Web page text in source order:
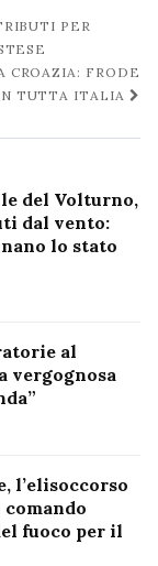
PER
CROAZIA: FRODE
TUTTA ITALIA
del Volturno,
dal vento:
lo stato
al
vergognosa
l’elisoccorso
fuoco per il